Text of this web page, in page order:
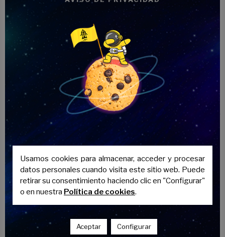
modo de préstamo para el alumnado.
Secretaría donde el personal administrativo y
directivo de la academia, informa y asesora a
todos los clientes interesados sobre nuestros
servicios y otras cuestiones referentes a su
futuro.
En calle Acera del Darro, en pleno centro de
Granada, Academia Puerta Real te ofrece el
apoyo académico que necesitas a los mejores
precios de la provincia.
Usamos cookies para almacenar, acceder y procesar
datos personales cuando visita este sitio web. Puede
retirar su consentimiento haciendo clic en "Configurar"
o en nuestra Política de cookies.
Aceptar Configurar